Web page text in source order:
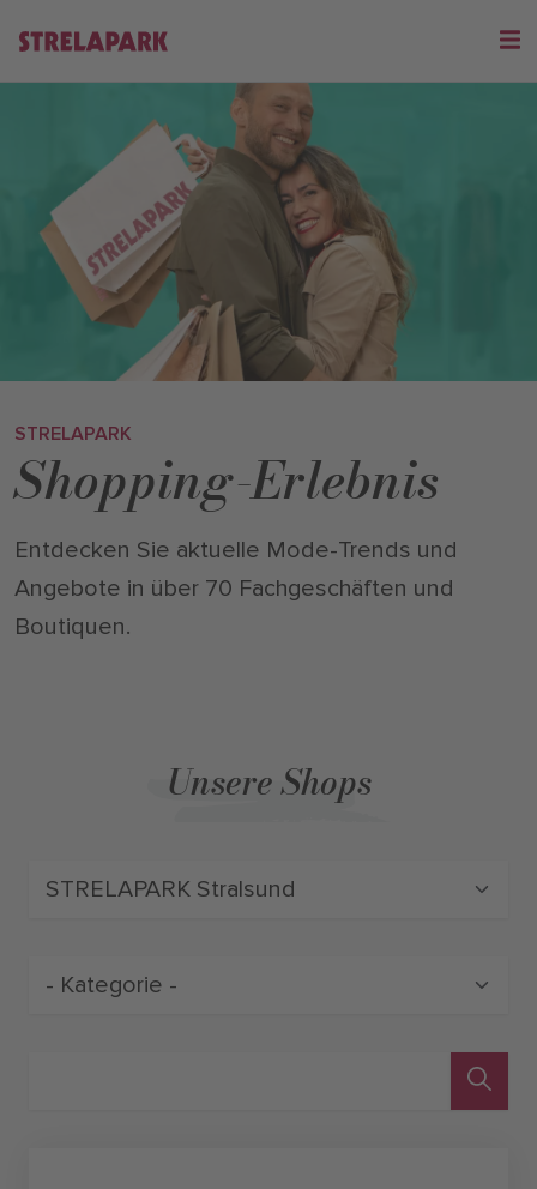
STRELAPARK
Shopping-Erlebnis
Entdecken Sie aktuelle Mode-Trends und
Angebote in über 70 Fachgeschäften und
Boutiquen.
Unsere Shops